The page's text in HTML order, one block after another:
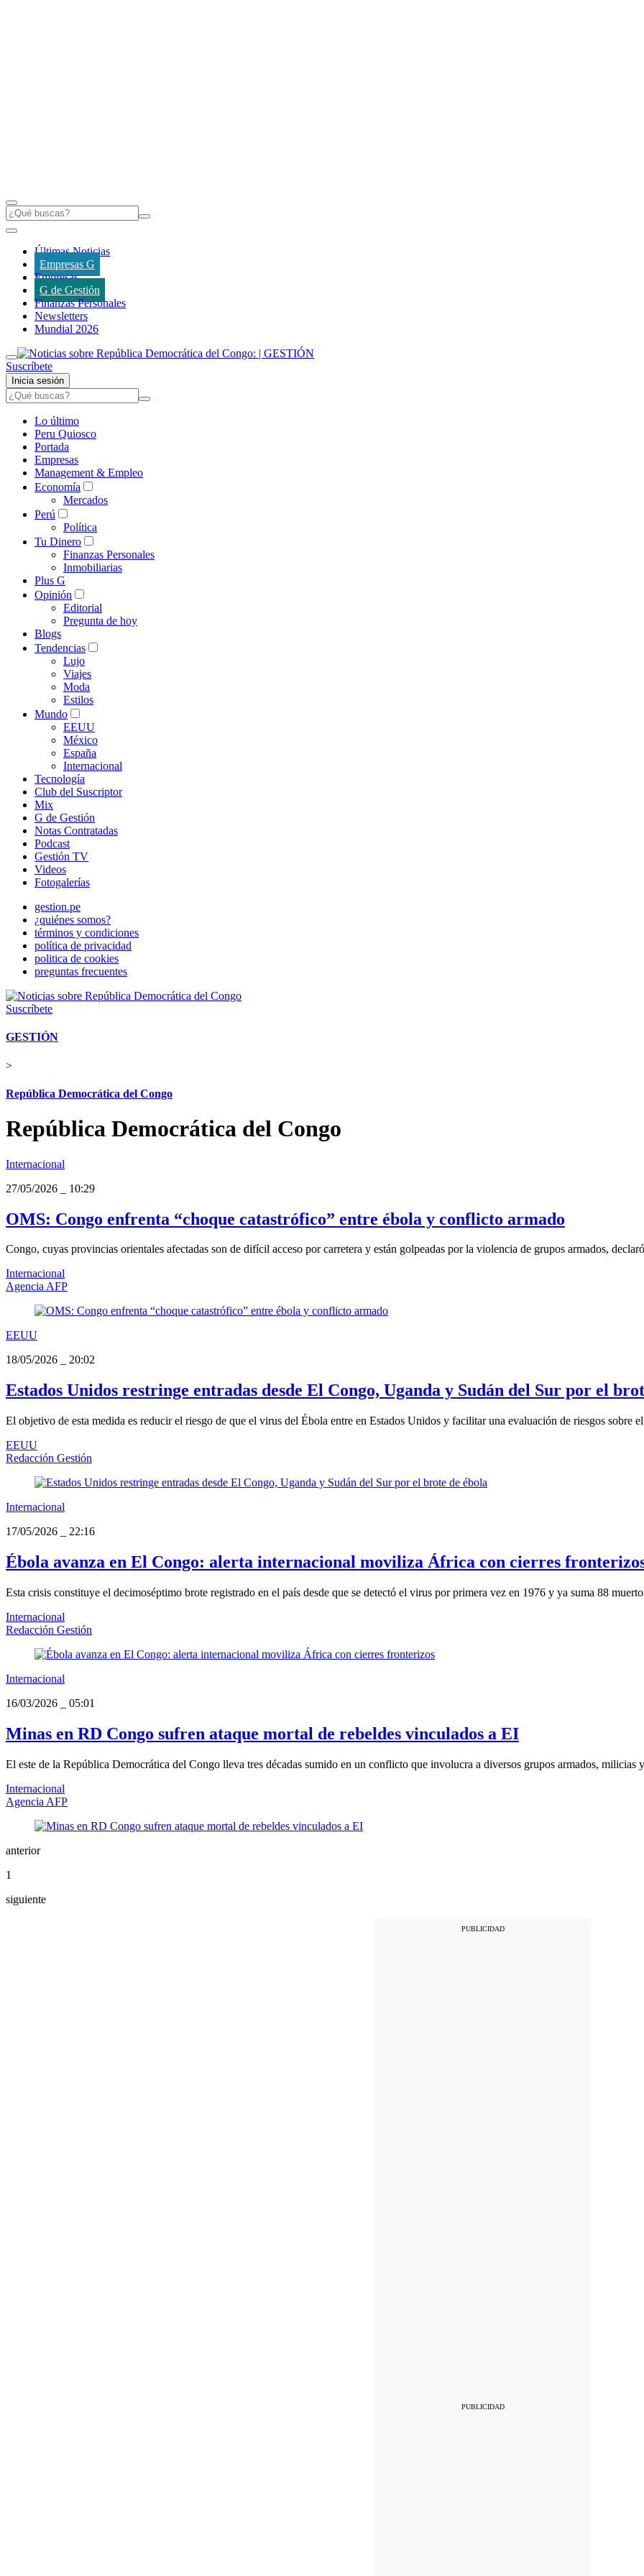
Últimas Noticias
Empresas G
Empresas
G de Gestión
Finanzas Personales
Newsletters
Mundial 2026
Suscríbete
Inicia sesión
Lo último
Peru Quiosco
Portada
Empresas
Management & Empleo
Economía
Mercados
Perú
Política
Tu Dinero
Finanzas Personales
Inmobiliarias
Plus G
Opinión
Editorial
Pregunta de hoy
Blogs
Tendencias
Lujo
Viajes
Moda
Estilos
Mundo
EEUU
México
España
Internacional
Tecnología
Club del Suscriptor
Mix
G de Gestión
Notas Contratadas
Podcast
Gestión TV
Videos
Fotogalerías
gestion.pe
¿quiénes somos?
términos y condiciones
política de privacidad
politica de cookies
preguntas frecuentes
Suscríbete
GESTIÓN
>
República Democrática del Congo
República Democrática del Congo
Internacional
27/05/2026
10:29
OMS: Congo enfrenta “choque catastrófico” entre ébola y conflicto armado
Congo, cuyas provincias orientales afectadas son de difícil acceso por carretera y están golpeadas por la violencia de grupos armados,
Internacional
Agencia AFP
EEUU
18/05/2026
20:02
Estados Unidos restringe entradas desde El Congo, Uganda y Sudán del Sur por el
El objetivo de esta medida es reducir el riesgo de que el virus del Ébola entre en Estados Unidos y facilitar una evaluación de riesgos sobre
EEUU
Redacción Gestión
Internacional
17/05/2026
22:16
Ébola avanza en El Congo: alerta internacional moviliza África con cierres
Esta crisis constituye el decimoséptimo brote registrado en el país desde que se detectó el virus por primera vez en 1976 y ya suma 88
Internacional
Redacción Gestión
Internacional
16/03/2026
05:01
Minas en RD Congo sufren ataque mortal de rebeldes vinculados a EI
El este de la República Democrática del Congo lleva tres décadas sumido en un conflicto que involucra a diversos grupos armados, milicias
Internacional
Agencia AFP
anterior
1
siguiente